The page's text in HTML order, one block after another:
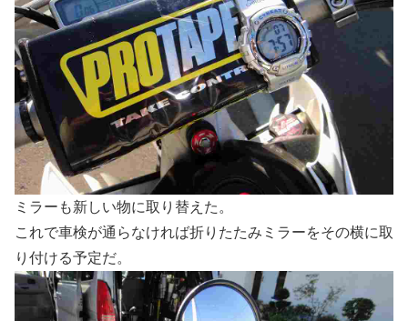
ミラーも新しい物に取り替えた。
これで車検が通らなければ折りたたみミラーをその横に取
り付ける予定だ。